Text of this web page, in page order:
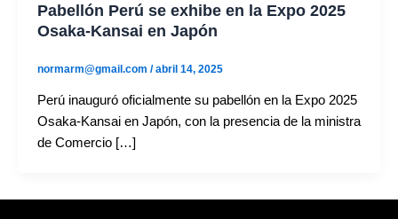
Pabellón Perú se exhibe en la Expo 2025
Osaka-Kansai en Japón
normarm@gmail.com /abril 14, 2025
Perú inauguró oficialmente su pabellón en la Expo 2025
Osaka-Kansai en Japón, con la presencia de la ministra
de Comercio […]